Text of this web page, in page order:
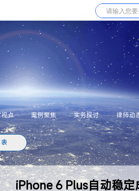
点 案例聚焦 实务探讨 律师动
iPhone 6 Plus自动稳